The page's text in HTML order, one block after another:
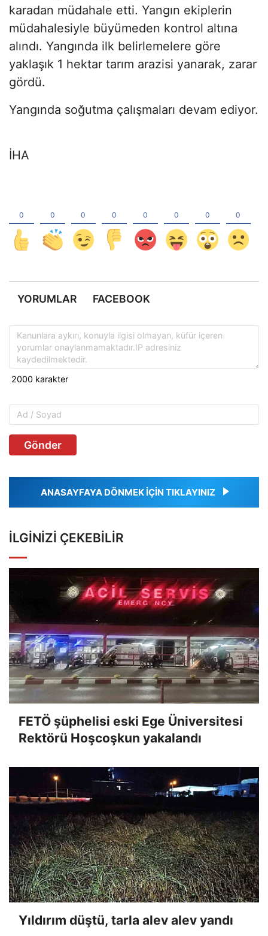
karadan müdahale etti. Yangın ekiplerin
müdahalesiyle büyümeden kontrol altına
alındı. Yangında ilk belirlemelere göre
yaklaşık 1 hektar tarım arazisi yanarak, zarar
gördü.
Yangında soğutma çalışmaları devam ediyor.
İHA
YORUMLAR FACEBOOK
Gönder
ANASAYFAYA DÖNMEK İÇİN TIKLAYINIZ
İLGINIZI ÇEKEBILIR
FETÖ şüphelisi eski Ege Üniversitesi
Rektörü Hoşcoşkun yakalandı
Yıldırım düştü, tarla alev alev yandı